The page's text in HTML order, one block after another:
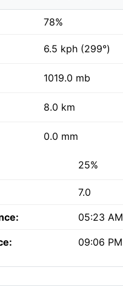
78%
6.5 kph (299°)
1019.0 mb
8.0 km
0.0 mm
25%
7.0
05:23 AM
09:06 PM